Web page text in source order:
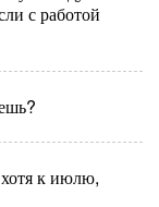
с работой
к июлю,